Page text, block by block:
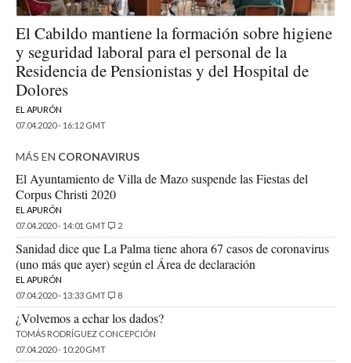
El Cabildo mantiene la formación sobre higiene
y seguridad laboral para el personal de la
Residencia de Pensionistas y del Hospital de
Dolores
EL APURÓN
07.04.2020 - 16:12 GMT
MÁS EN CORONAVIRUS
El Ayuntamiento de Villa de Mazo suspende las Fiestas del
Corpus Christi 2020
EL APURÓN
07.04.2020 - 14:01 GMT
2
Sanidad dice que La Palma tiene ahora 67 casos de coronavirus
(uno más que ayer) según el Área de declaración
EL APURÓN
07.04.2020 - 13:33 GMT
8
¿Volvemos a echar los dados?
TOMÁS RODRÍGUEZ CONCEPCIÓN
07.04.2020 - 10:20 GMT